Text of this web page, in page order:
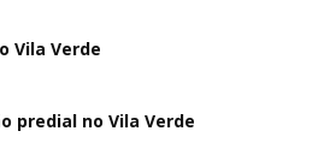
Vila Verde
predial no Vila Verde